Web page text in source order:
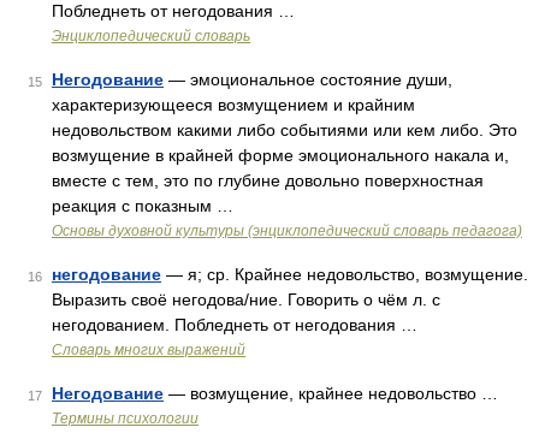
Побледнеть от негодования …
Энциклопедический словарь
15 Негодование — эмоциональное состояние души,
характеризующееся возмущением и крайним
недовольством какими либо событиями или кем либо. Это
возмущение в крайней форме эмоционального накала и,
вместе с тем, это по глубине довольно поверхностная
реакция с показным …
Основы духовной культуры (энциклопедический словарь педагога)
16 негодование — я; ср. Крайнее недовольство, возмущение.
Выразить своё негодова/ние. Говорить о чём л. с
негодованием. Побледнеть от негодования …
Словарь многих выражений
17 Негодование — возмущение, крайнее недовольство …
Термины психологии